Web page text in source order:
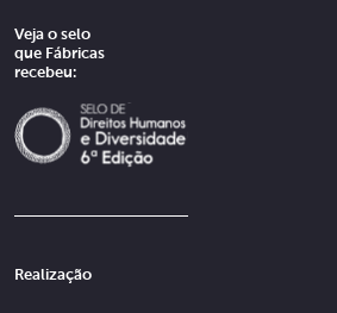
Veja o selo
que Fábricas
recebeu:
Realização